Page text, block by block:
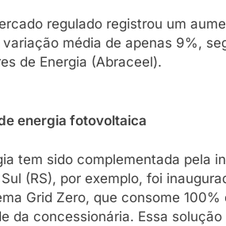
regulado registrou um
média de apenas 9%,
de Energia (Abraceel).
energia fotovoltaica
tem sido complementada pela
(RS), por exemplo, foi
Grid Zero, que consome 100%
da concessionária. Essa solução